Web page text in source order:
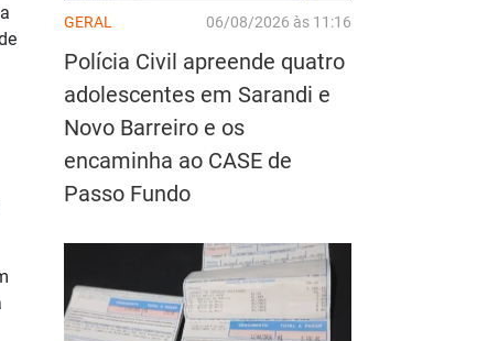
GERAL 06/08/2026 às 11:16
Polícia Civil apreende quatro
adolescentes em Sarandi e
Novo Barreiro e os
encaminha ao CASE de
Passo Fundo